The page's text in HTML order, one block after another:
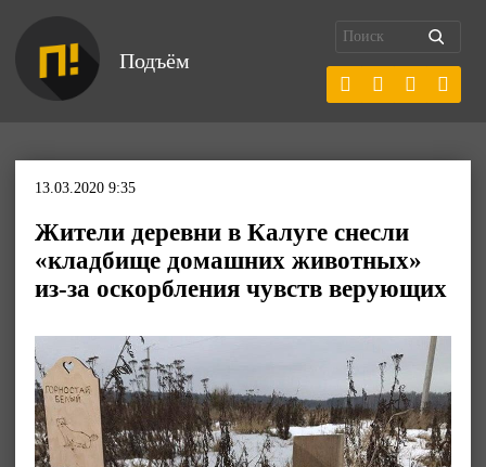
Подъём
13.03.2020 9:35
Жители деревни в Калуге снесли
«кладбище домашних животных»
из-за оскорбления чувств верующих